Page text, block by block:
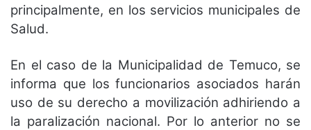
principalmente, en los servicios municipales de
Salud.
En el caso de la Municipalidad de Temuco, se
informa que los funcionarios asociados harán
uso de su derecho a movilización adhiriendo a
la paralización nacional. Por lo anterior no se